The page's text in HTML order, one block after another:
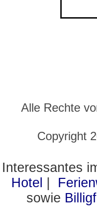
Alle Rechte
Copyright
Interessantes
Hotel
sowie